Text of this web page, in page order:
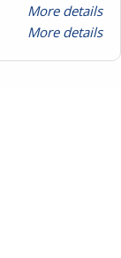
More details
More details